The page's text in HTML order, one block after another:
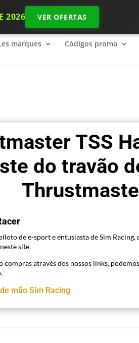
2026 VER OFERTAS
Qual é o equipamento necessário para
marques Códigos promo
TSS
do travão
de e-sport e entusiasta de Sim
site.
compras através dos nossos links,
mão Sim Racing